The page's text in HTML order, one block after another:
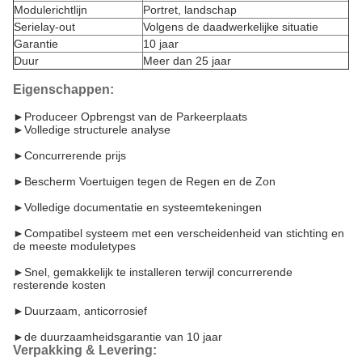
Modulerichtlijn
Portret, landschap
Serielay-out
Volgens de daadwerkelijke situatie
Garantie
10 jaar
Duur
Meer dan 25 jaar
Eigenschappen:
► Produceer Opbrengst van de Parkeerplaats
►Volledige structurele analyse
►Concurrerende prijs
► Bescherm Voertuigen tegen de Regen en de Zon
►Volledige documentatie en systeemtekeningen
►Compatibel systeem met een verscheidenheid van stichting en
de meeste moduletypes
►Snel, gemakkelijk te installeren terwijl concurrerende
resterende kosten
► Duurzaam, anticorrosief
►de duurzaamheidsgarantie van 10 jaar
Verpakking & Levering: